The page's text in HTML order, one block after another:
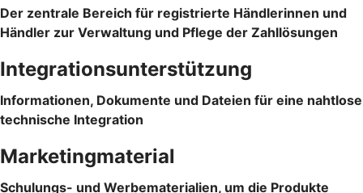
Der zentrale Bereich für registrierte Händlerinnen und
Händler zur Verwaltung und Pflege der Zahllösungen
Integrationsunterstützung
Informationen, Dokumente und Dateien für eine nahtlose
technische Integration
Marketingmaterial
Schulungs- und Werbematerialien, um die Produkte